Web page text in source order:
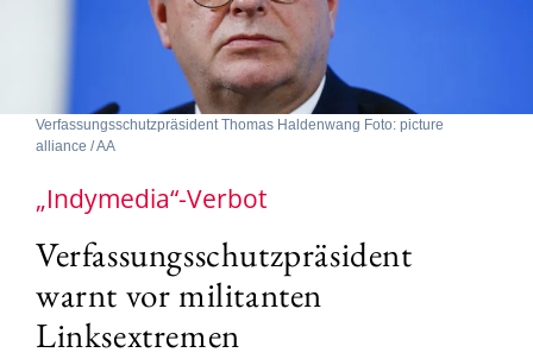
Verfassungsschutzpräsident Thomas Haldenwang Foto: picture
alliance / AA
„Indymedia“-Verbot
Verfassungsschutzpräsident
warnt vor militanten
Linksextremen